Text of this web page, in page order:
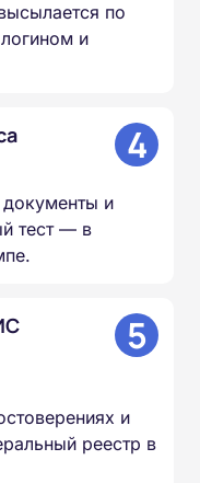
по
и
4
документы и
тест — в
5
и
реестр в